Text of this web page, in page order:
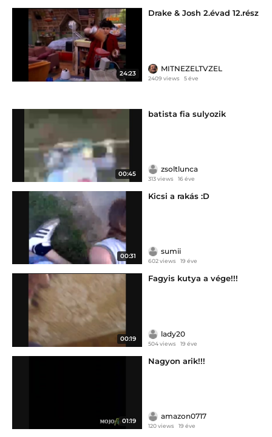
24:23
Drake & Josh 2.évad 12.rész
MITNEZELTVZEL
2409 views 5 éve
00:45
batista fia sulyozik
zsoltlunca
313 views 16 éve
00:31
Kicsi a rakás :D
sumii
602 views 19 éve
00:19
Fagyis kutya a vége!!!
lady20
504 views 19 éve
01:19
Nagyon arik!!!
amazon0717
120 views 19 éve